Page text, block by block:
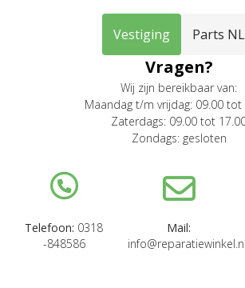
Vestiging Parts NL
Vragen?
Wij zijn bereikbaar van:
Maandag t/m vrijdag: 09.00 tot
Zaterdags: 09.00 tot
Zondags: gesloten
Telefoon: 0318
-848586
Mail:
info@reparatiewinkel.nl